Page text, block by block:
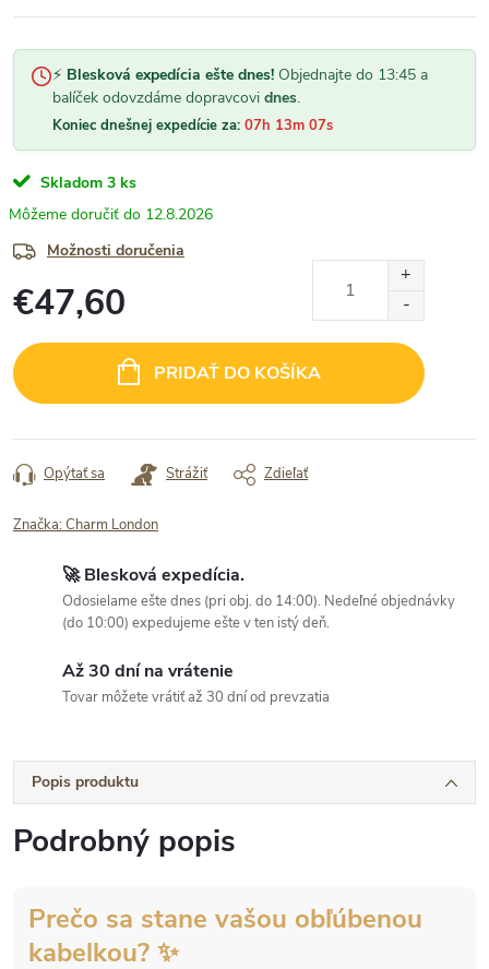
⚡ Blesková expedícia ešte dnes! Objednajte do 13:45 a
balíček odovzdáme dopravcovi dnes.
Koniec dnešnej expedície za: 07h 13m 06s
Skladom 3 ks
12.8.2026
Možnosti doručenia
€47,60
cena:
PRIDAŤ DO KOŠÍKA
Opýtať sa Strážiť Zdieľať
Značka:Charm London
🚀 Blesková expedícia.
Odosielame ešte dnes (pri obj. do 14:00). Nedeľné objednávky
(do 10:00) expedujeme ešte v ten istý deň.
Až 30 dní na vrátenie
Tovar môžete vrátiť až 30 dní od prevzatia
Popis produktu
Podrobný popis
Prečo sa stane vašou obľúbenou
kabelkou? ✨